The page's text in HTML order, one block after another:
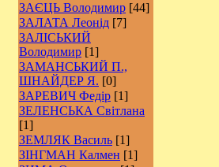
ЗАЄЦЬ Володимир [44]
ЗАЛАТА Леонід [7]
ЗАЛІСЬКИЙ
Володимир [1]
ЗАМАНСЬКИЙ П.,
ШНАЙДЕР Я. [0]
ЗАРЕВИЧ Федір [1]
ЗЕЛЕНСЬКА Світлана
[1]
ЗЕМЛЯК Василь [1]
ЗІНГМАН Калмен [1]